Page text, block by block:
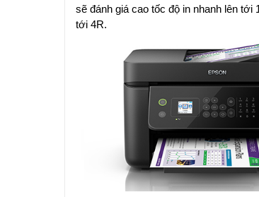
sẽ đánh giá cao tốc độ in nhanh lên tới
tới 4R.